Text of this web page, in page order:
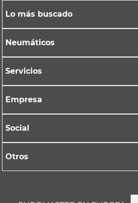
Lo más buscado
Neumáticos
Servicios
Empresa
Social
Otros